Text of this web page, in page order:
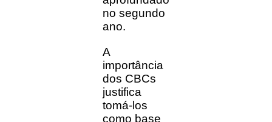
no segundo
ano.
A
importância
dos CBCs
justifica
tomá-los
como base